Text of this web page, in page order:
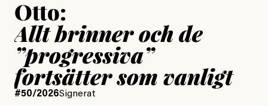
Otto:
Allt brinner och de
”progressiva”
fortsätter som vanligt
#50/2026Signerat